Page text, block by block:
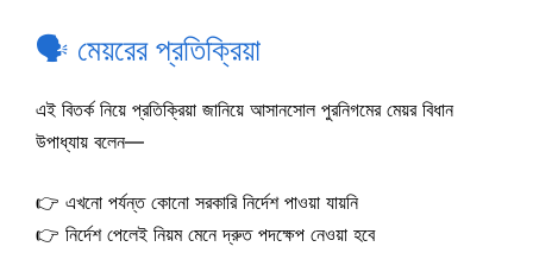
🗣️ মেয়রের প্রতিক্রিয়া
এই বিতর্ক নিয়ে প্রতিক্রিয়া জানিয়ে আসানসোল পুরনিগমের মেয়র বিধান
উপাধ্যায় বলেন—
👉 এখনো পর্যন্ত কোনো সরকারি নির্দেশ পাওয়া যায়নি
👉 নির্দেশ পেলেই নিয়ম মেনে দ্রুত পদক্ষেপ নেওয়া হবে